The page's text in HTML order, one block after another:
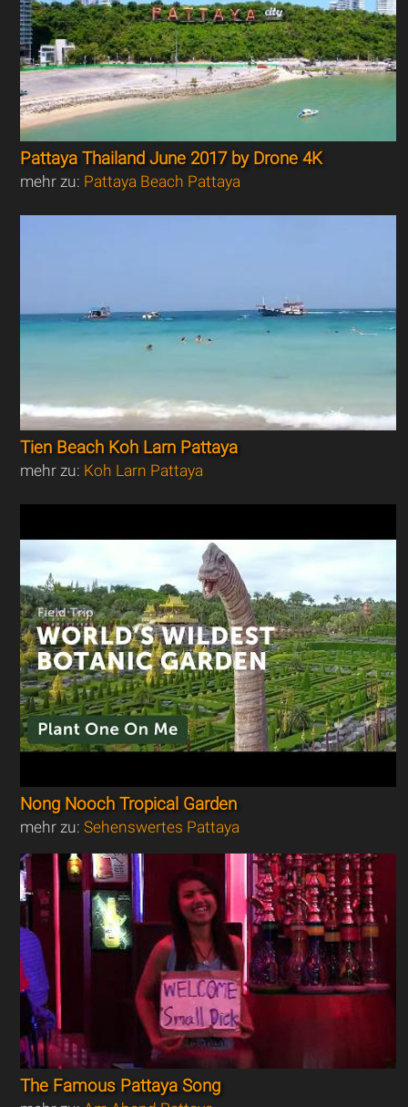
Pattaya Thailand June 2017 by Drone 4K
mehr zu: Pattaya Beach Pattaya
Tien Beach Koh Larn Pattaya
mehr zu: Koh Larn Pattaya
Nong Nooch Tropical Garden
mehr zu:Sehenswertes Pattaya
The Famous Pattaya Song